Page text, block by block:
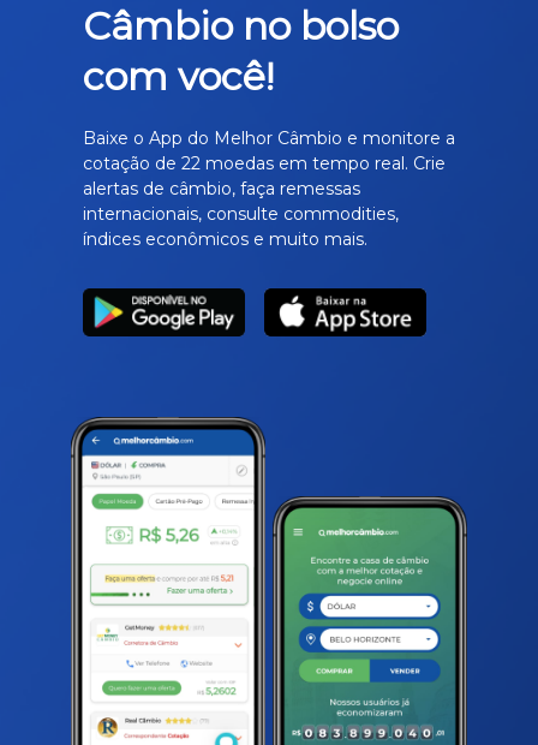
Câmbio no bolso
com você!
Baixe o App do Melhor Câmbio e monitore a
cotação de 22 moedas em tempo real. Crie
alertas de câmbio, faça remessas
internacionais, consulte commodities,
índices econômicos e muito mais.